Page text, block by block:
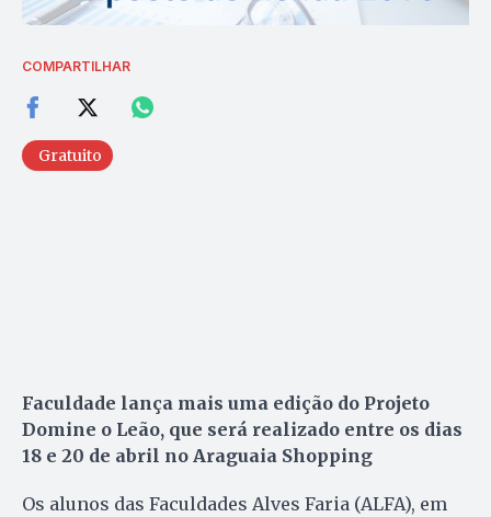
COMPARTILHAR
Gratuito
Faculdade lança mais uma edição do Projeto
Domine o Leão, que será realizado entre os dias
18 e 20 de abril no Araguaia Shopping
Os alunos das Faculdades Alves Faria (ALFA), em